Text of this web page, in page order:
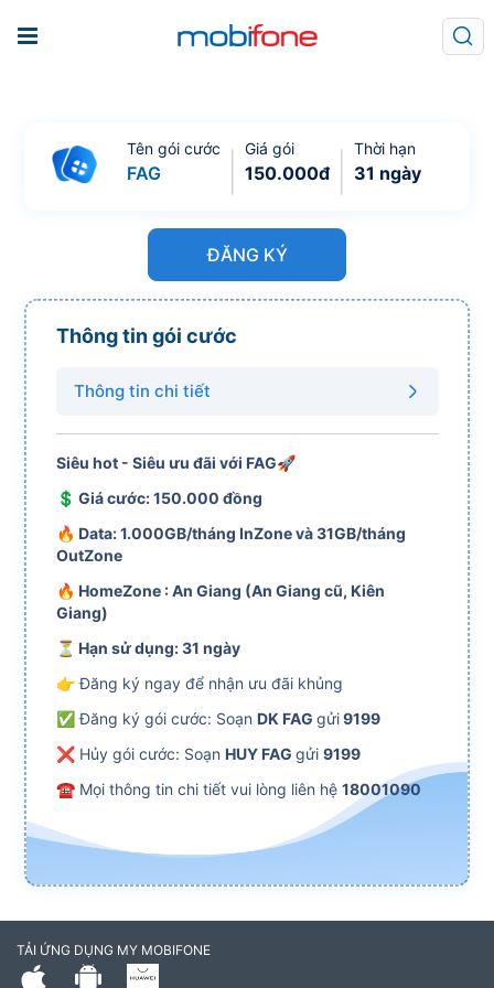
Tên gói cước
FAG
Giá gói
150.000đ
Thời hạn
31 ngày
ĐĂNG KÝ
Thông tin gói cước
Thông tin chi tiết
Siêu hot - Siêu ưu đãi với FAG🚀
💲 Giá cước: 150.000 đồng
🔥 Data: 1.000GB/tháng InZone và 31GB/tháng
OutZone
🔥 HomeZone : An Giang (An Giang cũ, Kiên
Giang)
⏳ Hạn sử dụng: 31 ngày
👉 Đăng ký ngay để nhận ưu đãi khủng
✅ Đăng ký gói cước: Soạn DK FAG gửi9199
❌ Hủy gói cước: Soạn HUY FAG gửi 9199
☎ Mọi thông tin chi tiết vui lòng liên hệ 18001090
TẢI ỨNG DỤNG MY MOBIFONE